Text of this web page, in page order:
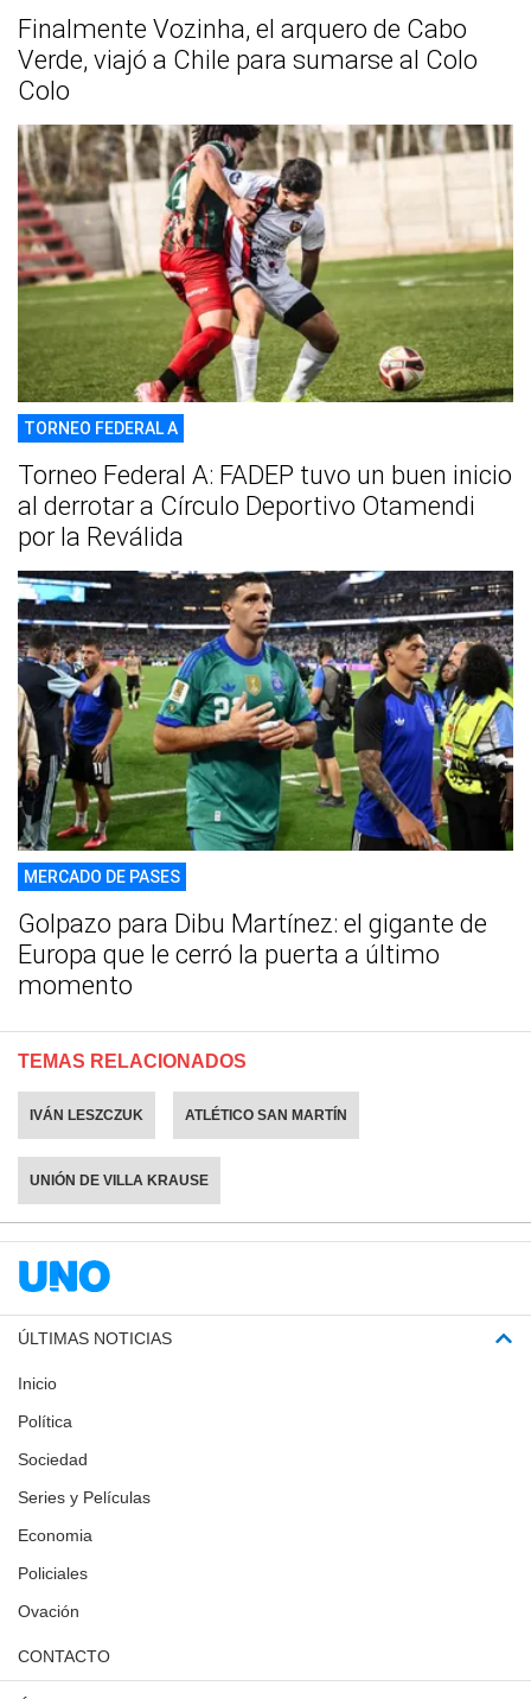
Finalmente Vozinha, el arquero de Cabo
Verde, viajó a Chile para sumarse al Colo
Colo
TORNEO FEDERAL A
Torneo Federal A: FADEP tuvo un buen inicio
al derrotar a Círculo Deportivo Otamendi
por la Reválida
MERCADO DE PASES
Golpazo para Dibu Martínez: el gigante de
Europa que le cerró la puerta a último
momento
TEMAS RELACIONADOS
IVÁN LESZCZUK ATLÉTICO SAN MARTÍN
UNIÓN DE VILLA KRAUSE
ÚLTIMAS NOTICIAS
Inicio
Política
Sociedad
Series y Películas
Economia
Policiales
Ovación
CONTACTO